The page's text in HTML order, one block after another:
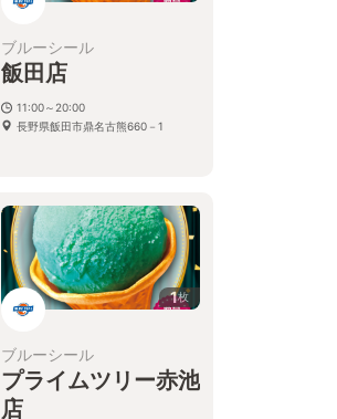
ブルーシール
飯田店
11:00～20:00
長野県飯田市鼎名古熊660－1
1枚
ブルーシール
プライムツリー赤池
店